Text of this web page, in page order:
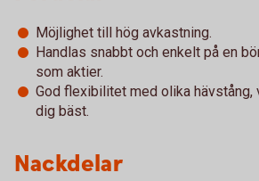
Möjlighet till hög avkastning.
Handlas snabbt och enkelt på en
som aktier.
God flexibilitet med olika hävstång,
dig bäst.
Nackdelar